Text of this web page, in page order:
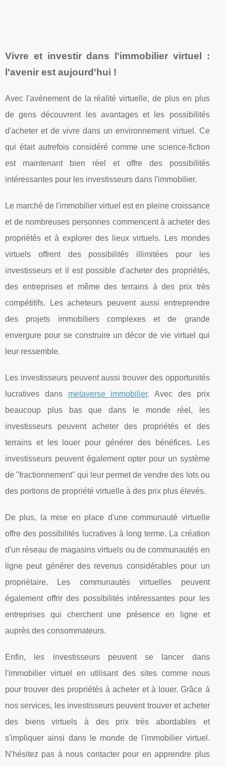
Vivre et investir dans l'immobilier virtuel :
l'avenir est aujourd'hui !
Avec l'avènement de la réalité virtuelle, de plus en plus
de gens découvrent les avantages et les possibilités
d'acheter et de vivre dans un environnement virtuel. Ce
qui était autrefois considéré comme une science-fiction
est maintenant bien réel et offre des possibilités
intéressantes pour les investisseurs dans l'immobilier.
Le marché de l'immobilier virtuel est en pleine croissance
et de nombreuses personnes commencent à acheter des
propriétés et à explorer des lieux virtuels. Les mondes
virtuels offrent des possibilités illimitées pour les
investisseurs et il est possible d'acheter des propriétés,
des entreprises et même des terrains à des prix très
compétitifs. Les acheteurs peuvent aussi entreprendre
des projets immobiliers complexes et de grande
envergure pour se construire un décor de vie virtuel qui
leur ressemble.
Les investisseurs peuvent aussi trouver des opportunités
lucratives dans metaverse immobilier. Avec des prix
beaucoup plus bas que dans le monde réel, les
investisseurs peuvent acheter des propriétés et des
terrains et les louer pour générer des bénéfices. Les
investisseurs peuvent également opter pour un système
de "fractionnement" qui leur permet de vendre des lots ou
des portions de propriété virtuelle à des prix plus élevés.
De plus, la mise en place d'une communauté virtuelle
offre des possibilités lucratives à long terme. La création
d'un réseau de magasins virtuels ou de communautés en
ligne peut générer des revenus considérables pour un
propriétaire. Les communautés virtuelles peuvent
également offrir des possibilités intéressantes pour les
entreprises qui cherchent une présence en ligne et
auprès des consommateurs.
Enfin, les investisseurs peuvent se lancer dans
l'immobilier virtuel en utilisant des sites comme nous
pour trouver des propriétés à acheter et à louer. Grâce à
nos services, les investisseurs peuvent trouver et acheter
des biens virtuels à des prix très abordables et
s'impliquer ainsi dans le monde de l'immobilier virtuel.
N'hésitez pas à nous contacter pour en apprendre plus